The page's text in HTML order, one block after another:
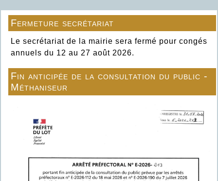
Fermeture secrétariat
Le secrétariat de la mairie sera fermé pour congés
annuels du 12 au 27 août 2026.
Fin anticipée de la consultation du public -
Méthaniseur